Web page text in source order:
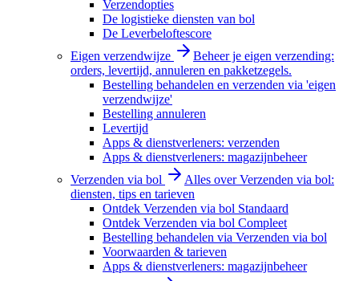
Verzendopties
De logistieke diensten van bol
De Leverbeloftescore
Eigen verzendwijze
Beheer je eigen verzending:
orders, levertijd, annuleren en pakketzegels.
Bestelling behandelen en verzenden via 'eigen
verzendwijze'
Bestelling annuleren
Levertijd
Apps & dienstverleners: verzenden
Apps & dienstverleners: magazijnbeheer
Verzenden via bol
Alles over Verzenden via bol:
diensten, tips en tarieven
Ontdek Verzenden via bol Standaard
Ontdek Verzenden via bol Compleet
Bestelling behandelen via Verzenden via bol
Voorwaarden & tarieven
Apps & dienstverleners: magazijnbeheer